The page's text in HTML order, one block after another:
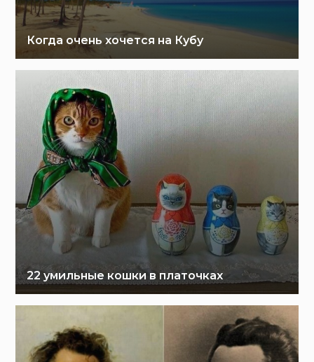
Когда очень хочется на Кубу
22 умильные кошки в платочках